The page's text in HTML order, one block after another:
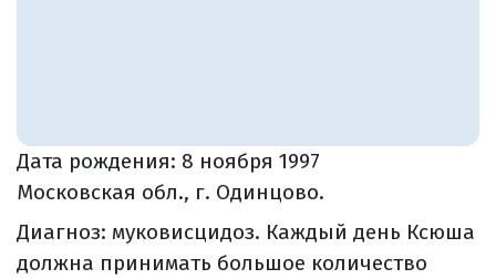
Дата рождения: 8 ноября 1997
Московская обл., г. Одинцово.
Диагноз: муковисцидоз. Каждый день Ксюша
должна принимать большое количество